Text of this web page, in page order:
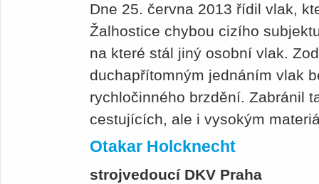
Dne 25. června 2013 řídil vlak,
Žalhostice chybou cizího
na které stál jiný osobní vlak.
duchapřítomným jednáním vlak
rychločinného brzdění. Zabránil
cestujících, ale i vysokým
Otakar Holcknecht
strojvedoucí DKV Praha